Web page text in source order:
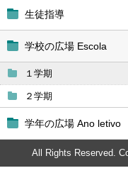
生徒指導
学校の広場 Escola
１学期
２学期
学年の広場 Ano letivo
All Rights Reserved.